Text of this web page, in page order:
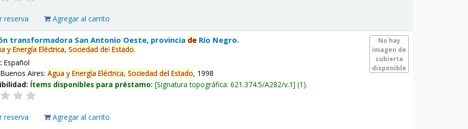
reserva Agregar al carrito
No hay
imagen de
cubierta
disponible
transformadora San Antonio Oeste, provincia de Río Negro.
y Energía Eléctrica, Sociedad delEstado.
Español
Buenos Aires:Agua y Energía Eléctrica, Sociedad delEstado, 1998
Ítems disponibles para préstamo: Signatura topográfica:621.374.5/A282/v.1 (1).
reserva Agregar al carrito